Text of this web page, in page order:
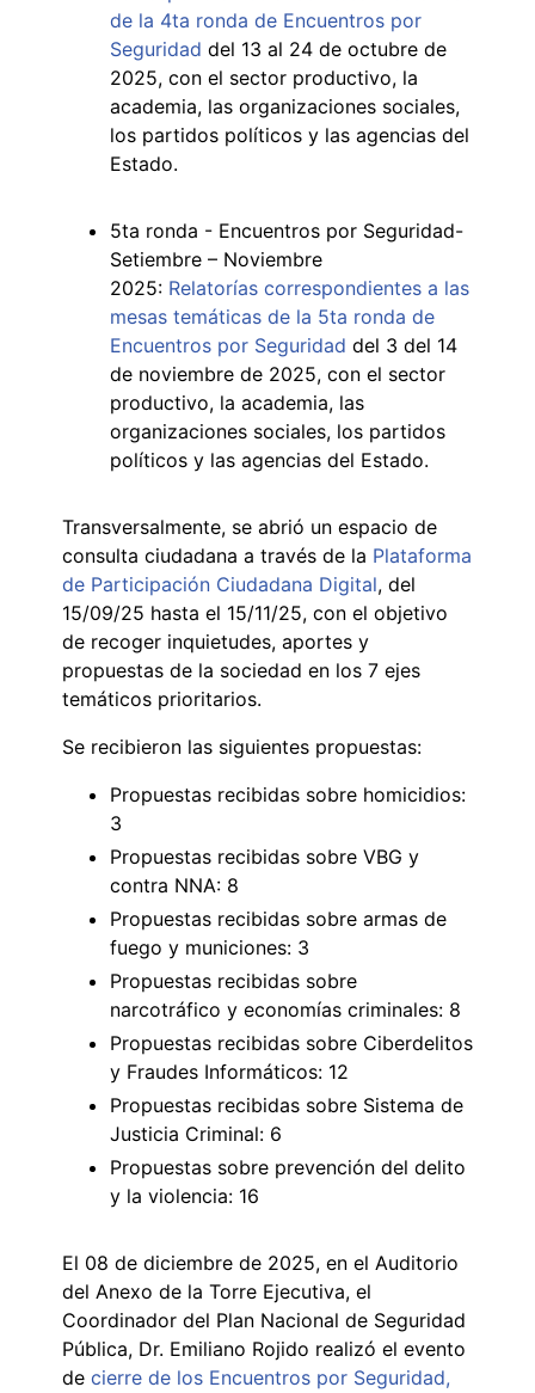
de la 4ta ronda de Encuentros por
Seguridad del 13 al 24 de octubre de
2025, con el sector productivo, la
academia, las organizaciones sociales,
los partidos políticos y las agencias del
Estado.
5ta ronda - Encuentros por Seguridad-
Setiembre – Noviembre
2025: Relatorías correspondientes a las
mesas temáticas de la 5ta ronda de
Encuentros por Seguridad del 3 del 14
de noviembre de 2025, con el sector
productivo, la academia, las
organizaciones sociales, los partidos
políticos y las agencias del Estado.
Transversalmente, se abrió un espacio de
consulta ciudadana a través de la Plataforma
de Participación Ciudadana Digital, del
15/09/25 hasta el 15/11/25, con el objetivo
de recoger inquietudes, aportes y
propuestas de la sociedad en los 7 ejes
temáticos prioritarios.
Se recibieron las siguientes propuestas:
Propuestas recibidas sobre homicidios:
3
Propuestas recibidas sobre VBG y
contra NNA: 8
Propuestas recibidas sobre armas de
fuego y municiones: 3
Propuestas recibidas sobre
narcotráfico y economías criminales: 8
Propuestas recibidas sobre Ciberdelitos
y Fraudes Informáticos: 12
Propuestas recibidas sobre Sistema de
Justicia Criminal: 6
Propuestas sobre prevención del delito
y la violencia: 16
El 08 de diciembre de 2025, en el Auditorio
del Anexo de la Torre Ejecutiva, el
Coordinador del Plan Nacional de Seguridad
Pública, Dr. Emiliano Rojido realizó el evento
de cierre de los Encuentros por Seguridad,